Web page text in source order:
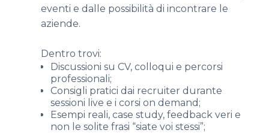
eventi e dalle possibilità di incontrare le
aziende.
Dentro trovi:
Discussioni su CV, colloqui e percorsi
professionali;
Consigli pratici dai recruiter durante
sessioni live e i corsi on demand;
Esempi reali, case study, feedback veri e
non le solite frasi “siate voi stessi”;